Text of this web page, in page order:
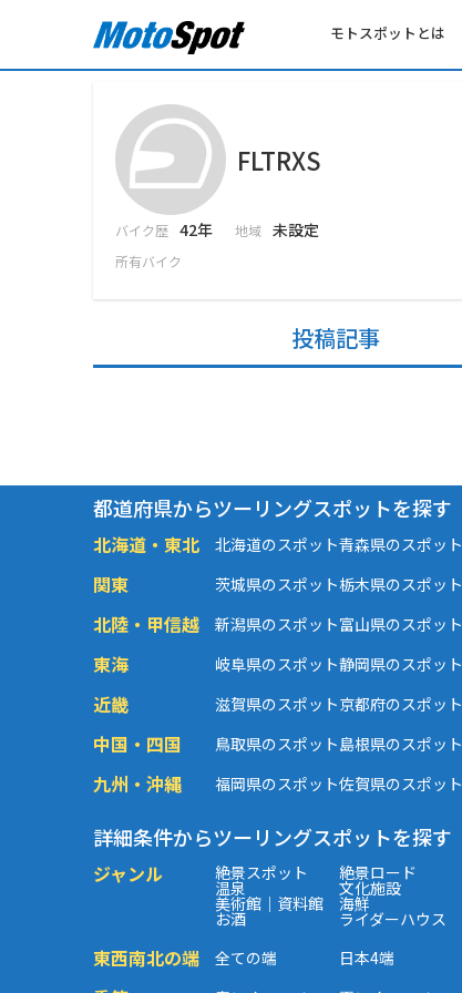
モトスポットとは
FLTRXS
バイク歴 42年 地域 未設定
所有バイク
投稿記事
都道府県からツーリングスポットを探す
北海道・東北 北海道のスポット青森県のスポット
関東 茨城県のスポット栃木県のスポット
北陸・甲信越 新潟県のスポット富山県のスポット
東海 岐阜県のスポット静岡県のスポット
近畿 滋賀県のスポット京都府のスポット
中国・四国 鳥取県のスポット島根県のスポット
九州・沖縄 福岡県のスポット佐賀県のスポット
詳細条件からツーリングスポットを探す
ジャンル 絶景スポット 絶景ロード
温泉 文化施設
美術館｜資料館 海鮮
お酒 ライダーハウス
東西南北の端 全ての端 日本4端